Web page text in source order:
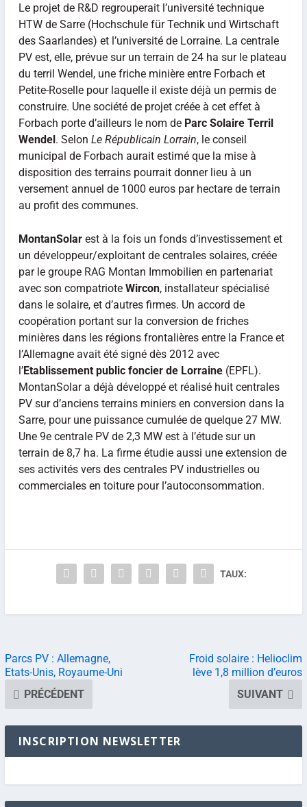
Le projet de R&D regrouperait l’université technique
HTW de Sarre (Hochschule für Technik und Wirtschaft
des Saarlandes) et l’université de Lorraine. La centrale
PV est, elle, prévue sur un terrain de 24 ha sur le plateau
du terril Wendel, une friche minière entre Forbach et
Petite-Roselle pour laquelle il existe déjà un permis de
construire. Une société de projet créée à cet effet à
Forbach porte d’ailleurs le nom de Parc Solaire Terril
Wendel. Selon Le Républicain Lorrain, le conseil
municipal de Forbach aurait estimé que la mise à
disposition des terrains pourrait donner lieu à un
versement annuel de 1000 euros par hectare de terrain
au profit des communes.
MontanSolarest à la fois un fonds d’investissement et
un développeur/exploitant de centrales solaires, créée
par le groupe RAG Montan Immobilien en partenariat
avec son compatriote Wircon, installateur spécialisé
dans le solaire, et d’autres firmes. Un accord de
coopération portant sur la conversion de friches
minières dans les régions frontalières entre la France et
l’Allemagne avait été signé dès 2012 avec
l’Etablissement public foncier de Lorraine(EPFL).
MontanSolar a déjà développé et réalisé huit centrales
PV sur d’anciens terrains miniers en conversion dans la
Sarre, pour une puissance cumulée de quelque 27 MW.
Une 9e centrale PV de 2,3 MW est à l’étude sur un
terrain de 8,7 ha. La firme étudie aussi une extension de
ses activités vers des centrales PV industrielles ou
commerciales en toiture pour l’autoconsommation.
TAUX:
Parcs PV : Allemagne,
Etats-Unis, Royaume-Uni
PRÉCÉDENT
Froid solaire : Helioclim
lève 1,8 million d’euros
SUIVANT
INSCRIPTION NEWSLETTER